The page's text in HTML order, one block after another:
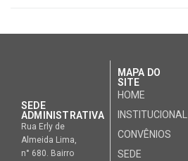
SEDE
ADMINISTRATIVA
Rua Erly de
Almeida Lima,
n° 680. Bairro
MAPA DO
SITE
HOME
INSTITUCIONAL
CONVÊNIOS
SEDE